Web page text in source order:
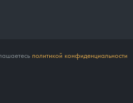
политикой конфиденциальности